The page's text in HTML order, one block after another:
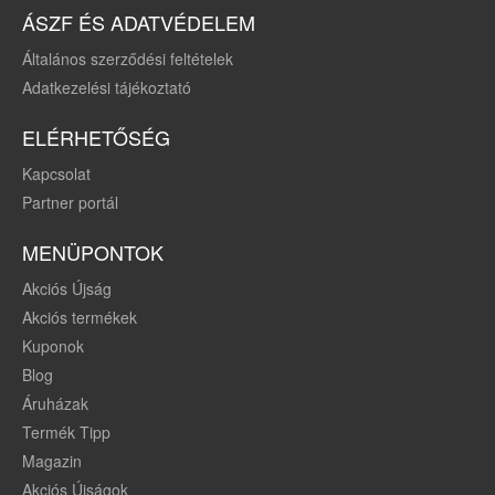
ÁSZF ÉS ADATVÉDELEM
Általános szerződési feltételek
Adatkezelési tájékoztató
ELÉRHETŐSÉG
Kapcsolat
Partner portál
MENÜPONTOK
Akciós Újság
Akciós termékek
Kuponok
Blog
Áruházak
Termék Tipp
Magazin
Akciós Újságok